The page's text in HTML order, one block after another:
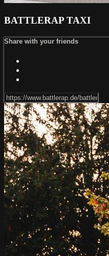
BATTLERAP TAXI
Share with your friends